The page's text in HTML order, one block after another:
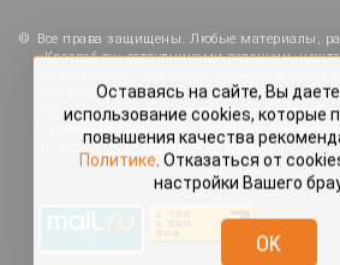
Все права защищены. Любые материалы,
«Красраб.ру» сотрудниками редакции,
частичное использование материалов,
«Красраб.ру», допускается только с
с указанием ссылки на источник. Все
по адресуredaktor@krasrab.krsn.ru.
использование cookies, которые
Политике. Отказаться от
настройки Вашего
OK